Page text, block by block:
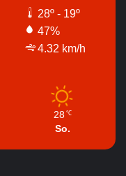
28º - 19º
47%
4.32 km/h
28 ℃
So.